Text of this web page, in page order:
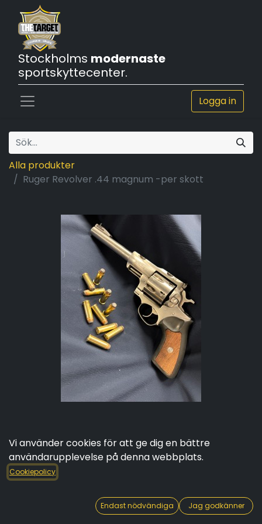
Stockholms modernaste
sportskyttecenter.
Logga in
Alla produkter
Ruger Revolver .44 magnum -per skott
Ruger Revolver .44
magnum -per skott
Moms inkluderad
Vi använder cookies för att ge dig en bättre
användarupplevelse på denna webbplats.
Cookiepolicy
Endast nödvändiga Jag godkänner